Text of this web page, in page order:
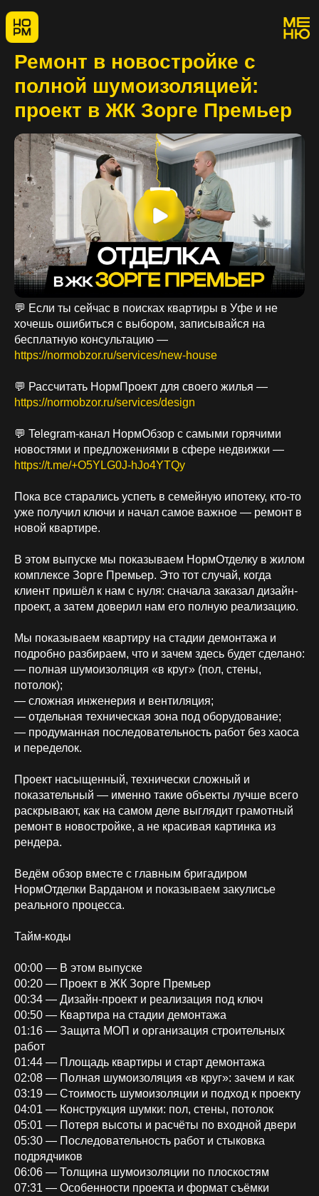
Ремонт в новостройке с
полной шумоизоляцией:
проект в ЖК Зорге Премьер
💬 Если ты сейчас в поисках квартиры в Уфе и не
хочешь ошибиться с выбором, записывайся на
бесплатную консультацию —
https://normobzor.ru/services/new-house
💬 Рассчитать НормПроект для своего жилья —
https://normobzor.ru/services/design
💬 Telegram-канал НормОбзор с самыми горячими
новостями и предложениями в сфере недвижки —
https://t.me/+O5YLG0J-hJo4YTQy
Пока все старались успеть в семейную ипотеку, кто-то
уже получил ключи и начал самое важное — ремонт в
новой квартире.
В этом выпуске мы показываем НормОтделку в жилом
комплексе Зорге Премьер. Это тот случай, когда
клиент пришёл к нам с нуля: сначала заказал дизайн-
проект, а затем доверил нам его полную реализацию.
Мы показываем квартиру на стадии демонтажа и
подробно разбираем, что и зачем здесь будет сделано:
— полная шумоизоляция «в круг» (пол, стены,
потолок);
— сложная инженерия и вентиляция;
— отдельная техническая зона под оборудование;
— продуманная последовательность работ без хаоса
и переделок.
Проект насыщенный, технически сложный и
показательный — именно такие объекты лучше всего
раскрывают, как на самом деле выглядит грамотный
ремонт в новостройке, а не красивая картинка из
рендера.
Ведём обзор вместе с главным бригадиром
НормОтделки Варданом и показываем закулисье
реального процесса.
Тайм-коды
00:00 — В этом выпуске
00:20 — Проект в ЖК Зорге Премьер
00:34 — Дизайн-проект и реализация под ключ
00:50 — Квартира на стадии демонтажа
01:16 — Защита МОП и организация строительных
работ
01:44 — Площадь квартиры и старт демонтажа
02:08 — Полная шумоизоляция «в круг»: зачем и как
03:19 — Стоимость шумоизоляции и подход к проекту
04:01 — Конструкция шумки: пол, стены, потолок
05:01 — Потеря высоты и расчёты по входной двери
05:30 — Последовательность работ и стыковка
подрядчиков
06:06 — Толщина шумоизоляции по плоскостям
07:31 — Особенности проекта и формат съёмки